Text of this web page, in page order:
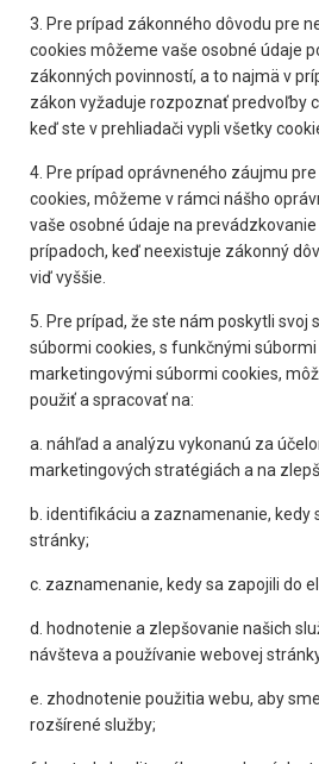
3. Pre prípad zákonného dôvodu pre
cookies môžeme vaše osobné údaje
zákonných povinností, a to najmä v
zákon vyžaduje rozpoznať predvoľby
keď ste v prehliadači vypli všetky
4. Pre prípad oprávneného záujmu
cookies, môžeme v rámci nášho
vaše osobné údaje na
prípadoch, keď neexistuje zákonný
viď vyššie.
5. Pre prípad, že ste nám poskytli svoj
súbormi cookies, s funkčnými súbormi
marketingovými súbormi cookies,
použiť a spracovať na:
a. náhľad a analýzu vykonanú za
marketingových stratégiách a na
b. identifikáciu a zaznamenanie, kedy
stránky;
c. zaznamenanie, kedy sa zapojili do
d. hodnotenie a zlepšovanie našich
návšteva a používanie webovej
e. zhodnotenie použitia webu, aby
rozšírené služby;